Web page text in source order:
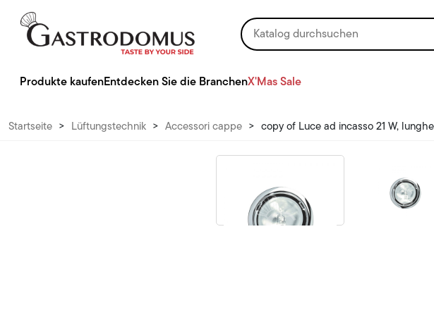
Produkte kaufenEntdecken Sie die BranchenX'Mas Sale
Startseite > Lüftungstechnik > Accessori cappe > copy of Luce ad incasso 21 W,